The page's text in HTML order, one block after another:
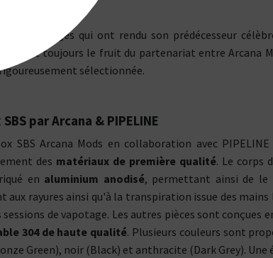
avantages qui ont rendu son prédécesseur
est toujours le fruit du partenariat entre Arcana
sélectionnée.
par Arcana & PIPELINE
SBS Arcana Mods en collaboration avec
des matériaux de première qualité. Le corps
en aluminium anodisé, permettant ainsi de le
aux rayures ainsi qu'à la transpiration issue des mains
sessions de vapotage. Les autres pièces sont conçues
304 de haute qualité. Plusieurs couleurs sont
Green), noir (Black) et anthracite (Dark Grey). Une